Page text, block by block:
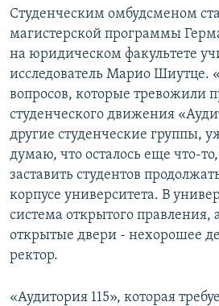
Все сайты РСЕ/РС
Студенческим омбудсменом
магистерской программы
на юридическом факультете
исследователь Марио Шиутце.
вопросов, которые тревожили
студенческого движения
другие студенческие группы,
думаю, что осталось еще что-
заставить студентов
корпусе университета. В
система открытого правления,
открытые двери - нехорошее
ректор.
«Аудитория 115», которая